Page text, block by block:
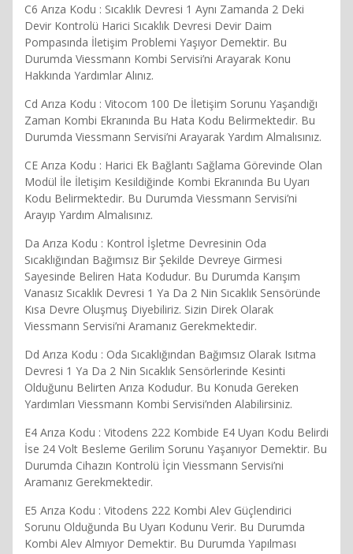
C6 Arıza Kodu : Sıcaklık Devresi 1 Aynı Zamanda 2 Deki
Devir Kontrolü Harici Sıcaklık Devresi Devir Daim
Pompasında İletişim Problemi Yaşıyor Demektir. Bu
Durumda Viessmann Kombi Servisi’ni Arayarak Konu
Hakkında Yardımlar Alınız.
Cd Arıza Kodu : Vitocom 100 De İletişim Sorunu Yaşandığı
Zaman Kombi Ekranında Bu Hata Kodu Belirmektedir. Bu
Durumda Viessmann Servisi’ni Arayarak Yardım Almalısınız.
CE Arıza Kodu : Harici Ek Bağlantı Sağlama Görevinde Olan
Modül İle İletişim Kesildiğinde Kombi Ekranında Bu Uyarı
Kodu Belirmektedir. Bu Durumda Viessmann Servisi’ni
Arayıp Yardım Almalısınız.
Da Arıza Kodu : Kontrol İşletme Devresinin Oda
Sıcaklığından Bağımsız Bir Şekilde Devreye Girmesi
Sayesinde Beliren Hata Kodudur. Bu Durumda Karışım
Vanasız Sıcaklık Devresi 1 Ya Da 2 Nin Sıcaklık Sensöründe
Kısa Devre Oluşmuş Diyebiliriz. Sizin Direk Olarak
Viessmann Servisi’ni Aramanız Gerekmektedir.
Dd Arıza Kodu : Oda Sıcaklığından Bağımsız Olarak Isıtma
Devresi 1 Ya Da 2 Nin Sıcaklık Sensörlerinde Kesinti
Olduğunu Belirten Arıza Kodudur. Bu Konuda Gereken
Yardımları Viessmann Kombi Servisi’nden Alabilirsiniz.
E4 Arıza Kodu : Vitodens 222 Kombide E4 Uyarı Kodu Belirdi
İse 24 Volt Besleme Gerilim Sorunu Yaşanıyor Demektir. Bu
Durumda Cihazın Kontrolü İçin Viessmann Servisi’ni
Aramanız Gerekmektedir.
E5 Arıza Kodu : Vitodens 222 Kombi Alev Güçlendirici
Sorunu Olduğunda Bu Uyarı Kodunu Verir. Bu Durumda
Kombi Alev Almıyor Demektir. Bu Durumda Yapılması